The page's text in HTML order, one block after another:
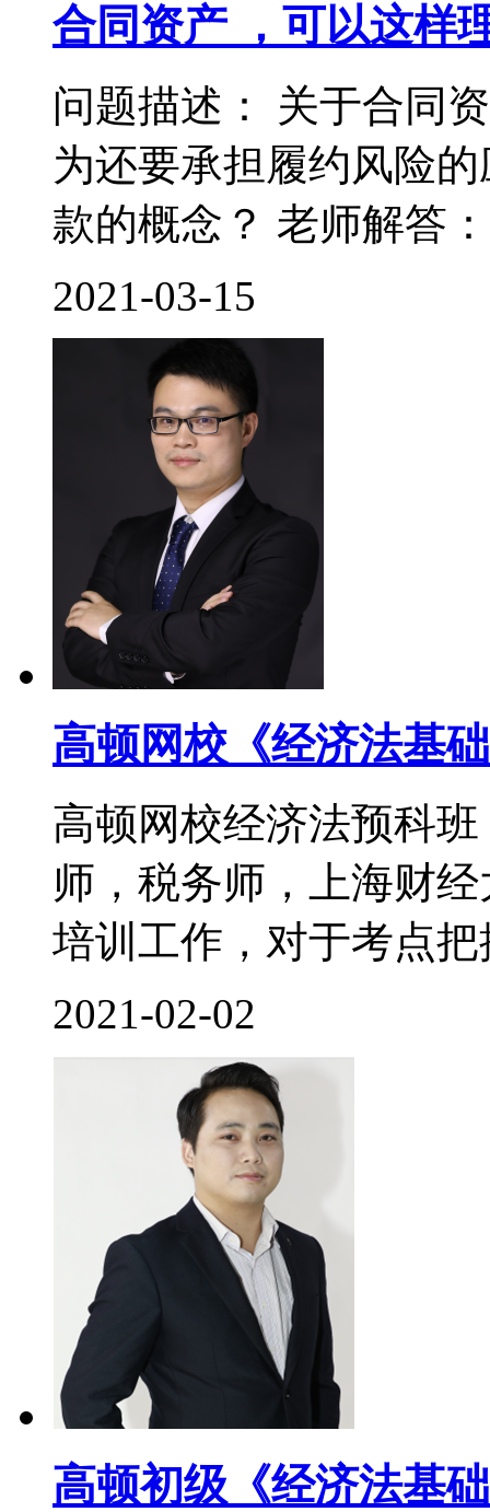
合同资产 ，可以这样
问题描述： 关于合同
为还要承担履约风险
款的概念？ 老师解答
2021-03-15
高顿网校《经济法基
高顿网校经济法预科
师，税务师，上海财
培训工作，对于考点
2021-02-02
高顿初级《经济法基